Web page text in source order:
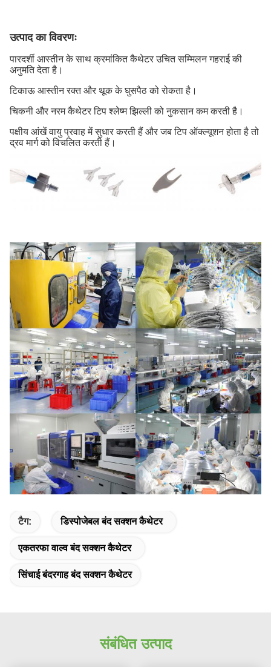
उत्पाद का विवरणः
पारदर्शी आस्तीन के साथ क्रमांकित कैथेटर उचित सम्मिलन गहराई की
अनुमति देता है।
टिकाऊ आस्तीन रक्त और थूक के घुसपैठ को रोकता है।
चिकनी और नरम कैथेटर टिप श्लेष्म झिल्ली को नुकसान कम करती है।
पक्षीय आंखें वायु प्रवाह में सुधार करती हैं और जब टिप ऑक्ल्यूशन होता है तो
द्रव मार्ग को विचलित करती हैं।
टैग: डिस्पोजेबल बंद सक्शन कैथेटर
एकतरफा वाल्व बंद सक्शन कैथेटर
सिंचाई बंदरगाह बंद सक्शन कैथेटर
संबंधित उत्पाद